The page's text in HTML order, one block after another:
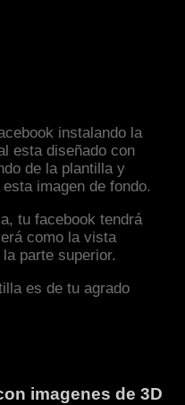
instalando la
esta diseñado con
de la plantilla y
imagen de fondo.
tu facebook tendrá
como la vista
parte superior.
es de tu agrado
imagenes de 3D